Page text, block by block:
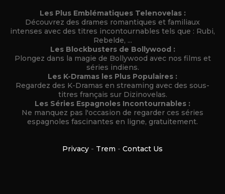
Les Plus Emblématiques Telenovelas :
Découvrez des drames romantiques et familiaux
intenses avec des titres incontournables tels que : Rubi,
Rebelde, ...
Les Blockbusters de Bollywood :
Plongez dans la magie de Bollywood avec nos films et
séries indiens.
Les K-Dramas les Plus Populaires :
Regardez des K-Dramas en streaming avec des sous-
titres français sur Dizinovelas.
Les Séries Espagnoles Incontournables :
Ne manquez pas l'occasion de regarder ces séries
espagnoles fascinantes en ligne, gratuitement.
Privacy - Trem - Contact Us